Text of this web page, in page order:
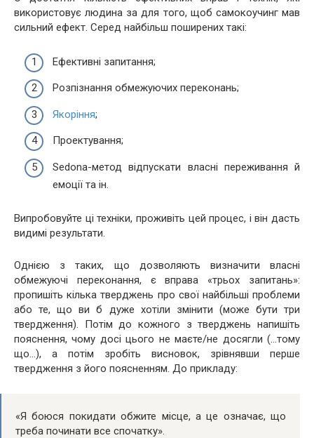
використовує людина за для того, щоб самокоучинг мав
сильний ефект. Серед найбільш поширених такі:
Ефективні запитання;
Розпізнання обмежуючих переконань;
Якоріння;
Проектування;
Sedona-метод відпускати власні переживання й
емоції та ін.
Випробовуйте ці техніки, проживіть цей процес, і він дасть
видимі результати.
Однією з таких, що дозволяють визначити власні
обмежуючі переконання, є вправа «трьох запитань»:
пропишіть кілька тверджень про свої найбільші проблеми
або те, що ви б дуже хотіли змінити (може бути три
твердження). Потім до кожного з тверджень напишіть
пояснення, чому досі цього не маєте/не досягли (…тому
що…), а потім зробіть висновок, зрівнявши перше
твердження з його поясненням. До прикладу:
«Я боюся покидати обжите місце, а це означає, що
треба починати все спочатку».